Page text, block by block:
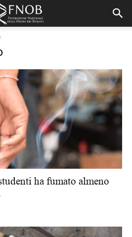
ha fumato almeno